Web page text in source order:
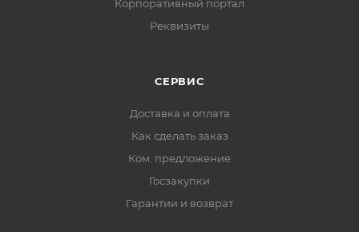
Корпоративный портал
Реквизиты
СЕРВИС
Доставка и оплата
Как сделать заказ
Ком. предложение
Госзакупки
Гарантии и возврат